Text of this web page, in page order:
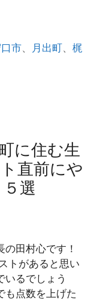
市、 月出町、梶
に住む生
直前にや
選
田村心です！
トがあると思い
いるでしょう
も点数を上げた